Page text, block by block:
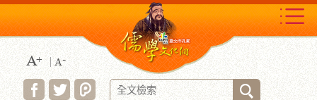
到
主
要
內
容